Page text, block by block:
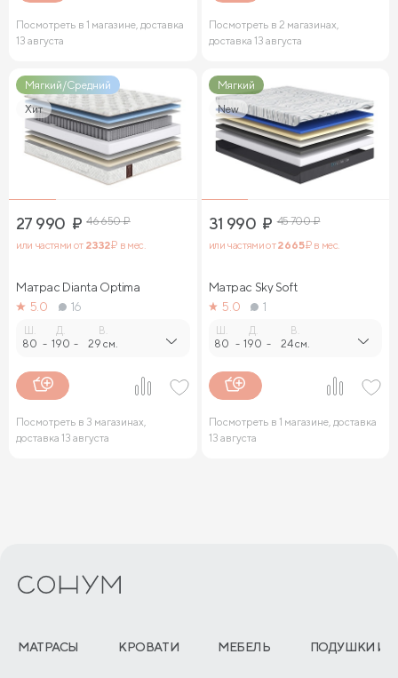
Посмотреть в 1 магазине, доставка
13 августа
Посмотреть в 2 магазинах,
доставка 13 августа
Мягкий/Средний
Хит
27 990 ₽ 46 650₽
или частями от 2 332₽ в мес.
Матрас Dianta Optima
5.0
16
80 -
Д.
190 -
В.
29 см.
Посмотреть в 3 магазинах,
доставка 13 августа
Мягкий
New
31 990 ₽ 45 700₽
или частями от2 665₽ в мес.
Матрас Sky Soft
5.0
1
80 -
Д.
190 -
В.
24 см.
Посмотреть в 1 магазине, доставка
13 августа
МАТРАСЫ КРОВАТИ МЕБЕЛЬ ПОДУШКИ И